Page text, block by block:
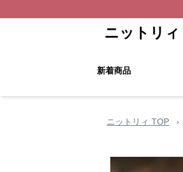
ニットリィ
新着商品
ニットリィ TOP ›